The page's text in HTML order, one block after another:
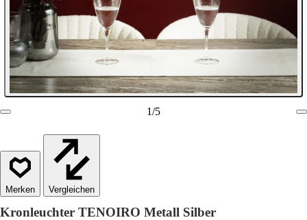
1/5
Vergleichen
Kronleuchter TENOIRO Metall Silber